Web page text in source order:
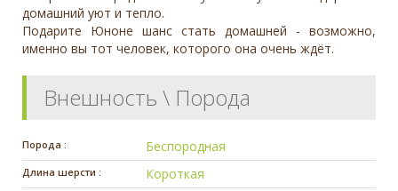
домашний уют и тепло.
Подарите Юноне шанс стать домашней - возможно,
именно вы тот человек, которого она очень ждёт.
Внешность \ Порода
Порода : Беспородная
Длина шерсти : Короткая